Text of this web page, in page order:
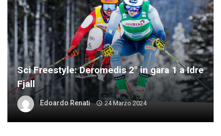
Sci Freestyle: Deromedis 2° in gara 1 a Idre
Fjall
Edoardo Renati 24 Marzo 2024